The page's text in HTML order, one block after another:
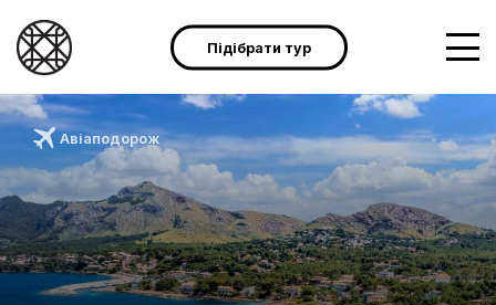
Підібрати тур
Авіаподорож